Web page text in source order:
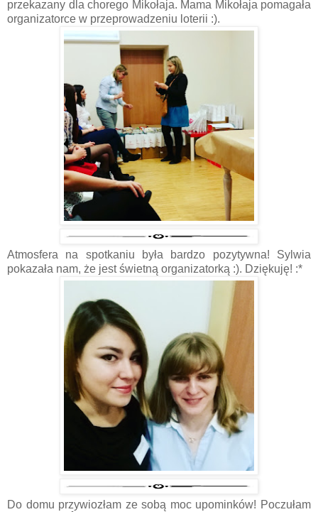
przekazany dla chorego Mikołaja. Mama Mikołaja pomagała
organizatorce w przeprowadzeniu loterii :).
Atmosfera na spotkaniu była bardzo pozytywna! Sylwia
pokazała nam, że jest świetną organizatorką :). Dziękuję! :*
Do domu przywiozłam ze sobą moc upominków! Poczułam